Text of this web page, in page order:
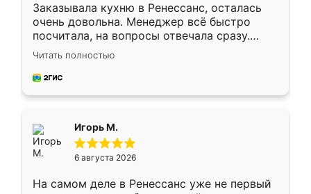
Заказывала кухню в Ренессанс, осталась
очень довольна. Менеджер всё быстро
посчитала, на вопросы отвечала сразу.
Замерщик приехал в субботу, подошёл к
делу со всей ответственностью. Собрали
за день, ребята работали аккуратно, даже
Читать полностью
Игорь М.
6 августа 2026
На самом деле в Ренессанс уже не первый